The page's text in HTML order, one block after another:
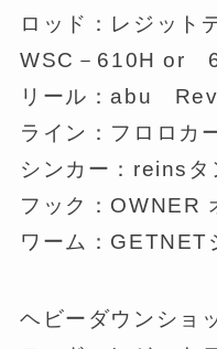
ロッド：レジット
WSC－610H or
リール：abu
ライン：フロロカ
シンカー：reinsタ
フック：OWNER
ワーム：GETNET
ヘビーダウンショ